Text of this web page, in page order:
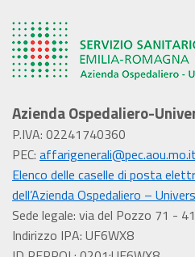
Azienda Ospedaliero-
P.IVA: 02241740360
PEC: affarigenerali@pec.aou.mo.it
Elenco delle caselle di posta
dell’Azienda Ospedaliero –
Sede legale: via del Pozzo 71 -
Indirizzo IPA: UF6WX8